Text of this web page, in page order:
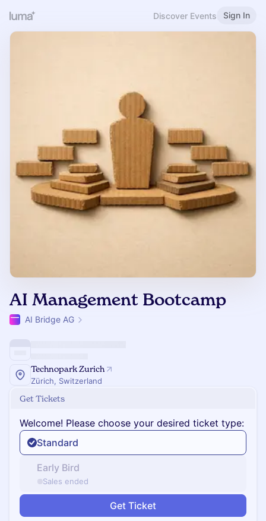
Discover Events Sign In
AI Management Bootcamp
AI Bridge AG
Technopark Zurich
Zürich, Switzerland
Get Tickets
Welcome! Please choose your desired ticket type:
Standard
Early Bird
Sales ended
Get Ticket